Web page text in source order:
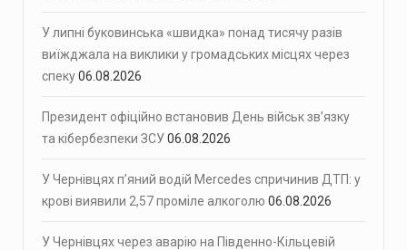
У липні буковинська «швидка» понад тисячу разів
виїжджала на виклики у громадських місцях через
спеку06.08.2026
Президент офіційно встановив День військ зв’язку
та кібербезпеки ЗСУ06.08.2026
У Чернівцях п’яний водій Mercedes спричинив ДТП: у
крові виявили 2,57 проміле алкоголю 06.08.2026
У Чернівцях через аварію на Південно-Кільцевій